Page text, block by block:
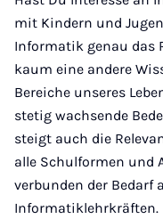
mit Kindern und
Informatik genau das
kaum eine andere
Bereiche unseres
stetig wachsende
steigt auch die
alle Schulformen und
verbunden der Bedarf
Informatiklehrkräften.